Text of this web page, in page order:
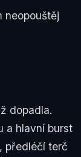
neopouštěj
dopadla.
a hlavní burst
předléčí terč